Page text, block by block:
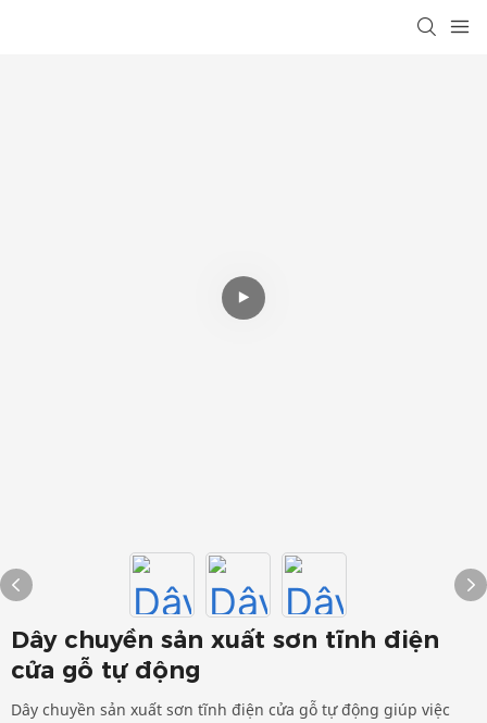
Dây chuyền sản xuất sơn tĩnh điện
cửa gỗ tự động
Dây chuyền sản xuất sơn tĩnh điện cửa gỗ tự động giúp việc